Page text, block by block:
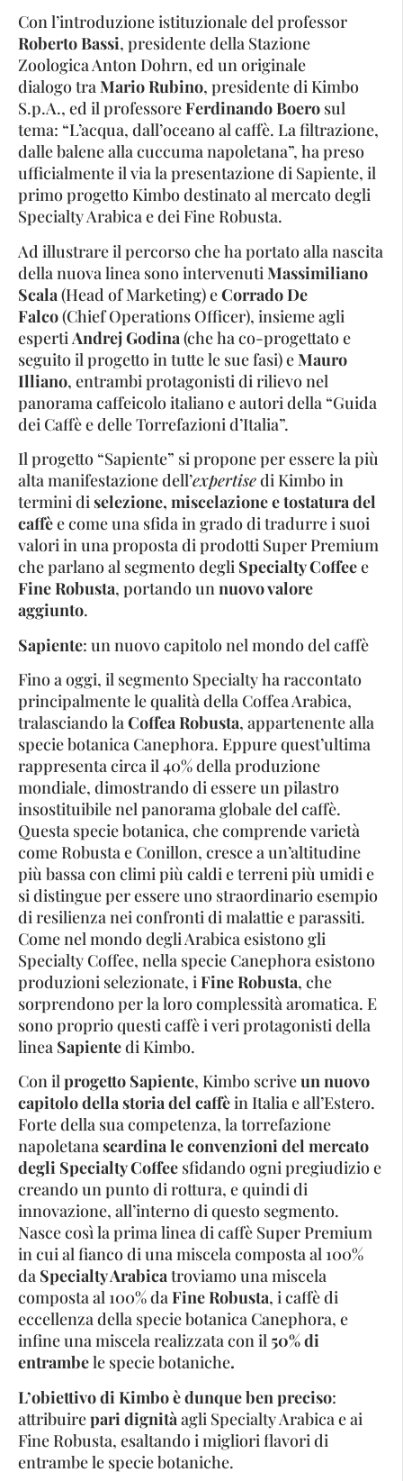
Con l’introduzione istituzionale del professor
Roberto Bassi, presidente della Stazione
Zoologica Anton Dohrn, ed un originale
dialogo traMario Rubino, presidente di Kimbo
S.p.A., ed il professoreFerdinando Boero sul
tema: “L’acqua, dall’oceano al caffè. La filtrazione,
dalle balene alla cuccuma napoletana”, ha preso
ufficialmente il via la presentazione di Sapiente, il
primo progetto Kimbo destinato al mercato degli
Specialty Arabica e dei Fine Robusta.
Ad illustrare il percorso che ha portato alla nascita
della nuova linea sono intervenutiMassimiliano
Scala(Head of Marketing) eCorrado De
Falco(Chief Operations Officer), insieme agli
espertiAndrej Godina(che ha co-progettato e
seguito il progetto in tutte le sue fasi) eMauro
Illiano, entrambi protagonisti di rilievo nel
panorama caffeicolo italiano e autori della “Guida
dei Caffè e delle Torrefazioni d’Italia”.
Il progetto “Sapiente” si propone per essere la più
alta manifestazione dell’expertisedi Kimbo in
termini diselezione, miscelazione e tostatura del
caffèe come una sfida in grado di tradurre i suoi
valori in una proposta di prodotti Super Premium
che parlano al segmento degli Specialty Coffeee
Fine Robusta, portando unnuovo valore
aggiunto.
Sapiente: un nuovo capitolo nel mondo del caffè
Fino a oggi, il segmento Specialty ha raccontato
principalmente le qualità della Coffea Arabica,
tralasciando laCoffea Robusta, appartenente alla
specie botanica Canephora. Eppure quest’ultima
rappresenta circa il 40% della produzione
mondiale, dimostrando di essere un pilastro
insostituibile nel panorama globale del caffè.
Questa specie botanica, che comprende varietà
come Robusta e Conillon, cresce a un’altitudine
più bassa con climi più caldi e terreni più umidi e
si distingue per essere uno straordinario esempio
di resilienza nei confronti di malattie e parassiti.
Come nel mondo degli Arabica esistono gli
Specialty Coffee, nella specie Canephora esistono
produzioni selezionate, iFine Robusta, che
sorprendono per la loro complessità aromatica. E
sono proprio questi caffè i veri protagonisti della
linea Sapientedi Kimbo.
Con ilprogetto Sapiente, Kimbo scriveun nuovo
capitolo della storia del caffèin Italia e all’Estero.
Forte della sua competenza, la torrefazione
napoletanascardina le convenzioni del mercato
degli Specialty Coffee sfidando ogni pregiudizio e
creando un punto di rottura, e quindi di
innovazione, all’interno di questo segmento.
Nasce così la prima linea di caffè Super Premium
in cui al fianco di una miscela composta al 100%
da Specialty Arabicatroviamo una miscela
composta al 100% daFine Robusta, i caffè di
eccellenza della specie botanica Canephora, e
infine una miscela realizzata con il 50% di
entrambele specie botaniche.
L’obiettivo di Kimbo è dunque ben preciso:
attribuirepari dignitàagli Specialty Arabica e ai
Fine Robusta, esaltando i migliori flavori di
entrambe le specie botaniche.